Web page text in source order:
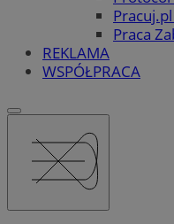
Praca
REKLAMA
WSPÓŁPRACA